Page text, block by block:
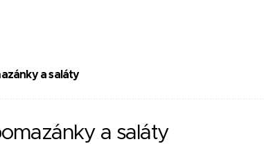
a saláty
a saláty